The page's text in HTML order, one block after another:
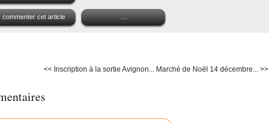
commenter cet article …
<< Inscription à la sortie Avignon... Marché de Noël 14 décembre... >>